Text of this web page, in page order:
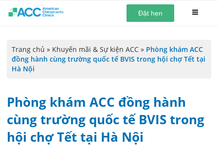
Đặt hẹn
Trang chủ » Khuyến mãi & Sự kiện ACC » Phòng khám ACC
đồng hành cùng trường quốc tế BVIS trong hội chợ Tết tại
Hà Nội
Phòng khám ACC đồng hành
cùng trường quốc tế BVIS trong
hội chợ Tết tại Hà Nội